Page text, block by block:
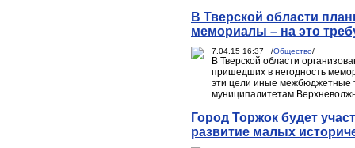
В Тверской области
мемориалы – на это
7.04.15 16:37 /Общество/
В Тверской области
пришедших в негодность
эти цели иные межбюджетные
муниципалитетам
Город Торжок будет
развитие малых